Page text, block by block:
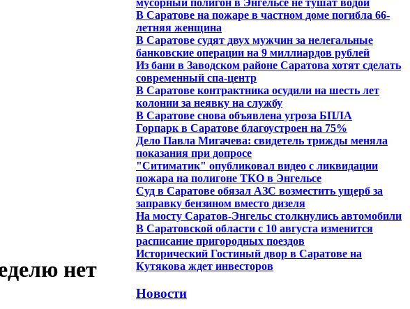
нет
мусорный полигон в Энгельсе не тушат водой
В Саратове на пожаре в частном доме погибла 66-
летняя женщина
В Саратове судят двух мужчин за нелегальные
банковские операции на 9 миллиардов рублей
Из бани в Заводском районе Саратова хотят сделать
современный спа-центр
В Саратове контрактника осудили на шесть лет
колонии за неявку на службу
В Саратове снова объявлена угроза БПЛА
Горпарк в Саратове благоустроен на 75%
Дело Павла Мигачева: свидетель трижды меняла
показания при допросе
"Ситиматик" опубликовал видео с ликвидации
пожара на полигоне ТКО в Энгельсе
Суд в Саратове обязал АЗС возместить ущерб за
заправку бензином вместо дизеля
На мосту Саратов-Энгельс столкнулись автомобили
В Саратовской области с 10 августа изменится
расписание пригородных поездов
Исторический Гостиный двор в Саратове на
Кутякова ждет инвесторов
Новости